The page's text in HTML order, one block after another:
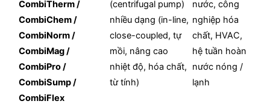
CombiTherm /
CombiChem /
CombiNorm /
CombiMag /
CombiPro /
CombiSump /
CombiFlex
(centrifugal pump)
nhiều dạng (in-line,
close-coupled, tự
mồi, nâng cao
nhiệt độ, hóa chất,
từ tính)
nước, công
nghiệp hóa
chất, HVAC,
hệ tuần hoàn
nước nóng /
lạnh